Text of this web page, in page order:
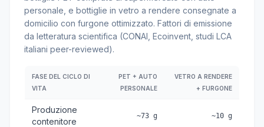
personale, e bottiglie in vetro a rendere consegnate a
domicilio con furgone ottimizzato. Fattori di emissione
da letteratura scientifica (CONAI, Ecoinvent, studi LCA
italiani peer-reviewed).
FASE DEL CICLO DI
VITA
PET + AUTO
PERSONALE
VETRO A RENDERE
+ FURGONE
Produzione
contenitore
~73 g ~10 g